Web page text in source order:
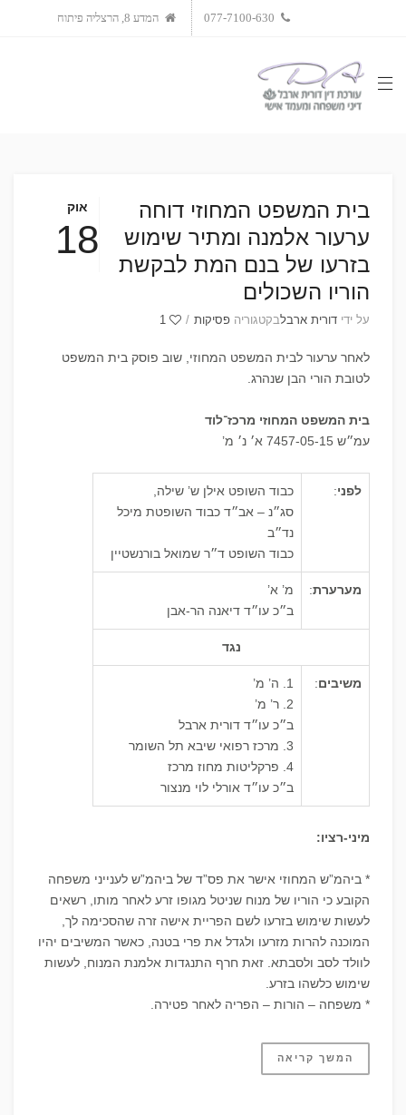
המדע 8, הרצליה פיתוח
אוק
18
בית המשפט המחוזי דוחה
ערעור אלמנה ומתיר שימוש
בזרעו של בנם המת לבקשת
הוריו השכולים
על ידי דורית ארבלבקטגוריה פסיקות /
לאחר ערעור לבית המשפט המחוזי, שוב פוסק בית המשפט
לטובת הורי הבן שנהרג.
בית המשפט המחוזי מרכז־לוד
עמ״ש 7457-05-15 א׳ נ׳ מ’
לפני:
כבוד השופט אילן ש’ שילה,
סג״נ – אב״ד כבוד השופטת מיכל
נד״ב
כבוד השופט ד״ר שמואל בורנשטיין
מערערת:
מ’ א’
ב״כ עו״ד דיאנה הר-אבן
נגד
משיבים:
1. ה’ מ’
2. ר’ מ’
ב״כ עו״ד דורית ארבל
3. מרכז רפואי שיבא תל השומר
4. פרקליטות מחוז מרכז
ב״כ עו״ד אורלי לוי מנצור
מיני-רציו:
* ביהמ”ש המחוזי אישר את פס”ד של ביהמ”ש לענייני משפחה
הקובע כי הוריו של מנוח שניטל מגופו זרע לאחר מותו, רשאים
לעשות שימוש בזרעו לשם הפריית אישה זרה שהסכימה לך,
המוכנה להרות מזרעו ולגדל את פרי בטנה, כאשר המשיבים יהיו
לוולד לסב ולסבתא. זאת חרף התנגדות אלמנת המנוח, לעשות
שימוש כלשהו בזרע.
* משפחה – הורות – הפריה לאחר פטירה.
המשך קריאה